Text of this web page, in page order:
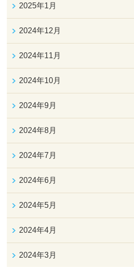
2025年1月
2024年12月
2024年11月
2024年10月
2024年9月
2024年8月
2024年7月
2024年6月
2024年5月
2024年4月
2024年3月